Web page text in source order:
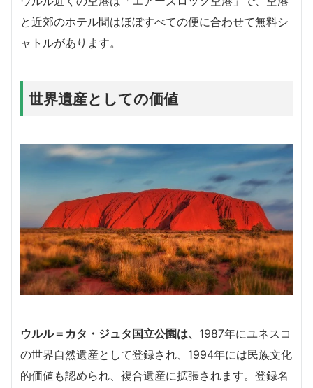
と近郊のホテル間はほぼすべての便に合わせて無料シ
ャトルがあります。
世界遺産としての価値
ウルル＝カタ・ジュタ国立公園は、 1987年にユネスコ
の世界自然遺産として登録され、1994年には民族文化
的価値も認められ、複合遺産に拡張されます。登録名